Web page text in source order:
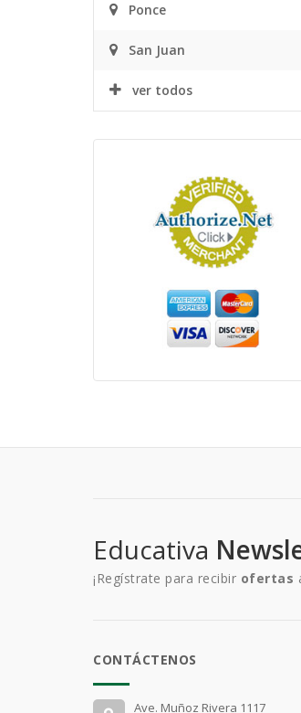
Ponce
San Juan
ver todos
Educativa
¡Regístrate para recibir ofertas
CONTÁCTENOS
Ave. Muñoz Rivera 1117